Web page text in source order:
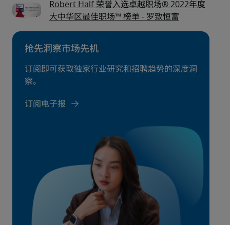
Robert Half 荣誉入选卓越职场® 2022年度
大中华区最佳职场™ 榜单 - 罗致恒富